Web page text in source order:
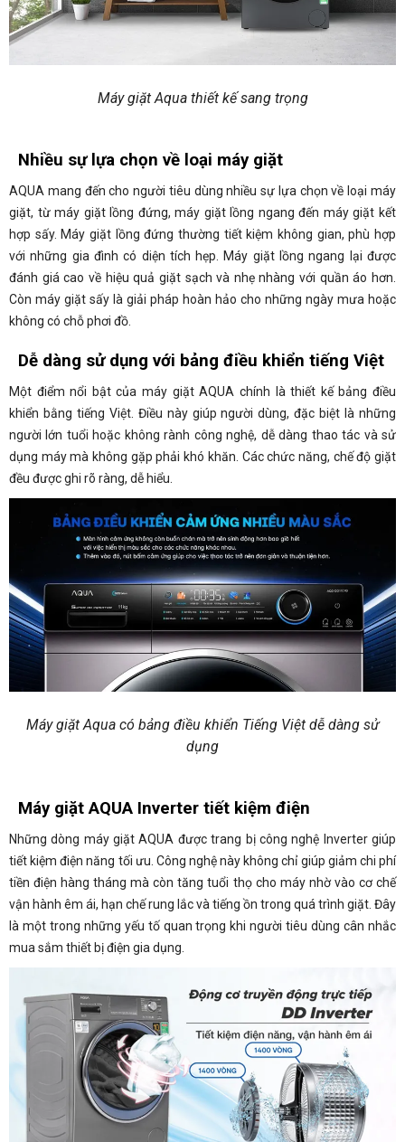
Máy giặt Aqua thiết kế sang trọng
Nhiều sự lựa chọn về loại máy giặt
AQUA mang đến cho người tiêu dùng nhiều sự lựa chọn về loại máy
giặt, từ máy giặt lồng đứng, máy giặt lồng ngang đến máy giặt kết
hợp sấy. Máy giặt lồng đứng thường tiết kiệm không gian, phù hợp
với những gia đình có diện tích hẹp. Máy giặt lồng ngang lại được
đánh giá cao về hiệu quả giặt sạch và nhẹ nhàng với quần áo hơn.
Còn máy giặt sấy là giải pháp hoàn hảo cho những ngày mưa hoặc
không có chỗ phơi đồ.
Dễ dàng sử dụng với bảng điều khiển tiếng Việt
Một điểm nổi bật của máy giặt AQUA chính là thiết kế bảng điều
khiển bằng tiếng Việt. Điều này giúp người dùng, đặc biệt là những
người lớn tuổi hoặc không rành công nghệ, dễ dàng thao tác và sử
dụng máy mà không gặp phải khó khăn. Các chức năng, chế độ giặt
đều được ghi rõ ràng, dễ hiểu.
Máy giặt Aqua có bảng điều khiển Tiếng Việt dễ dàng sử
dụng
Máy giặt AQUA Inverter tiết kiệm điện
Những dòng máy giặt AQUA được trang bị công nghệ Inverter giúp
tiết kiệm điện năng tối ưu. Công nghệ này không chỉ giúp giảm chi phí
tiền điện hàng tháng mà còn tăng tuổi thọ cho máy nhờ vào cơ chế
vận hành êm ái, hạn chế rung lắc và tiếng ồn trong quá trình giặt. Đây
là một trong những yếu tố quan trọng khi người tiêu dùng cân nhắc
mua sắm thiết bị điện gia dụng.